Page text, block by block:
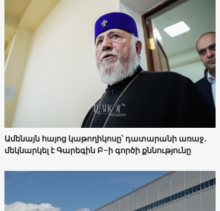
Ամենայն հայոց կաթողիկոսը՝ դատարանի առաջ․
մեկնարկել է Գարեգին Բ-ի գործի քննությունը